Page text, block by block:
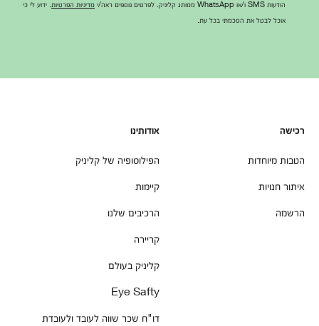
הודעות SMS ו/או WhatsApp ממותג קליניק. לפרטים נוספים ראה/י
מדיניות הפרטיות . ידוע לי כי
אוכל לבטל את הסכמתי בכל עת.
רכישה
הטבות מיוחדות
איתור חנויות
הרשמה
אודותינו
הפילוסופיה של קליניק
קיימות
הרכיבים שלנו
קריירה
קליניק בעולם
Eye Safty
דו"ח שכר שווה לעובד ולעובדת